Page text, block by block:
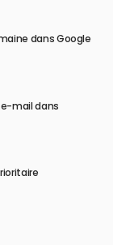
dans Google
e-mail dans